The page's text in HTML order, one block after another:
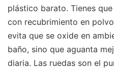
plástico barato. Tienes
con recubrimiento en
evita que se oxide en
baño, sino que aguanta
diaria. Las ruedas son el